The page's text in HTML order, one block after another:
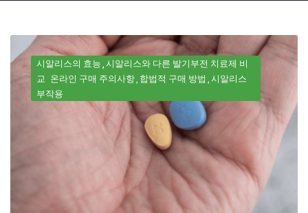
시알리스의 효능 시알리스와 다른 발기부전 치료제 비
교 온라인 구매 주의사항 합법적 구매 방법 시알리스
부작용